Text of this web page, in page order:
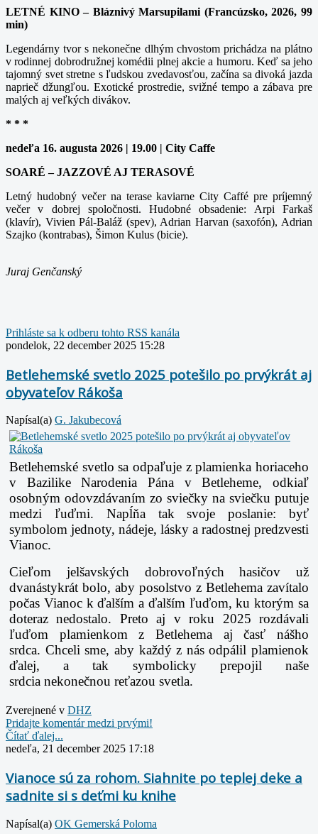
LETNÉ KINO – Bláznivý Marsupilami (Francúzsko, 2026, 99
min)
Legendárny tvor s nekonečne dlhým chvostom prichádza na plátno
v rodinnej dobrodružnej komédii plnej akcie a humoru. Keď sa jeho
tajomný svet stretne s ľudskou zvedavosťou, začína sa divoká jazda
naprieč džungľou. Exotické prostredie, svižné tempo a zábava pre
malých aj veľkých divákov.
* * *
nedeľa 16. augusta 2026 | 19.00 | City Caffe
SOARÉ – JAZZOVÉ AJ TERASOVÉ
Letný hudobný večer na terase kaviarne City Caffé pre príjemný
večer v dobrej spoločnosti. Hudobné obsadenie: Arpi Farkaš
(klavír), Vivien Pál-Baláž (spev), Adrian Harvan (saxofón), Adrian
Szajko (kontrabas), Šimon Kulus (bicie).
Juraj Genčanský
Prihláste sa k odberu tohto RSS kanála
pondelok, 22 december 2025 15:28
Betlehemské svetlo 2025 potešilo po prvýkrát aj
obyvateľov Rákoša
Napísal(a) G. Jakubecová
Betlehemské svetlo sa odpaľuje z plamienka horiaceho
v Bazilike Narodenia Pána vBetleheme, odkiaľ
osobným odovzdávaním zo sviečky na sviečku putuje
medzi ľuďmi. Napĺňa tak svoje poslanie: byť
symbolom jednoty, nádeje, lásky a radostnej predzvesti
Vianoc.
Cieľom jelšavských dobrovoľných hasičov už
dvanástykrát bolo, aby posolstvo z Betlehema zavítalo
počas Vianoc k ďalším a ďalším ľuďom, ku ktorým sa
doteraz nedostalo. Preto aj vroku 2025 rozdávali
ľuďom plamienkom z Betlehema aj časť nášho
srdca. Chceli sme, aby každý z nás odpálil plamienok
ďalej, a tak symbolicky prepojil naše
srdcia nekonečnou reťazou svetla.
Zverejnené v DHZ
Pridajte komentár medzi prvými!
Čítať ďalej...
nedeľa, 21 december 2025 17:18
Vianoce sú za rohom. Siahnite po teplej deke a
sadnite si s deťmi ku knihe
Napísal(a) OK Gemerská Poloma